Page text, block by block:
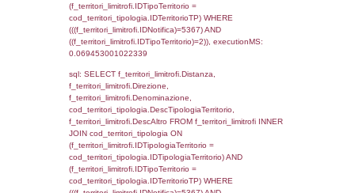
sql: SELECT a2p.Cognome, a2p.Nome
a2_ruolipersonale a2rp INNER JOIN
a2rp.IDPersonale = a2p.IDPersonale
(((a2p.IDNotifica)=5367) AND
executionMS: 0.0025060176849365
sql: SELECT cod_ipa_aoo.des_amm,
d1_controlli.UntAmmTerr,
d1_controlli.Regione, d1_controlli.Provincia,
d1_controlli.Comune, d1_controlli.Via,